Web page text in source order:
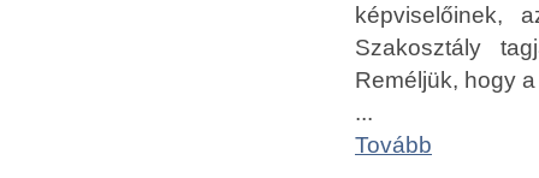
képviselőinek,
Szakosztály
Reméljük, hogy
...
Tovább